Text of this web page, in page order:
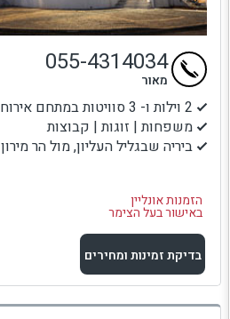
2 וילות ו- 3 סוויטות במתחם אירוח אחד
משפחות | זוגות | קבוצות
ביריה שבגליל העליון, מול הר מירון
הזמנות אונליין
באישור בעל הצימר
055-4314034
מאור
בדיקת זמינות ומחירים
למתחם זה